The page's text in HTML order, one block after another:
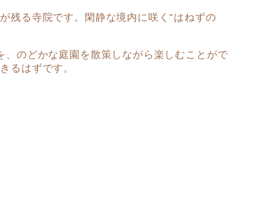
残る寺院です。閑静な境内に咲く”はねずの
のどかな庭園を散策しながら楽しむことがで
るはずです。